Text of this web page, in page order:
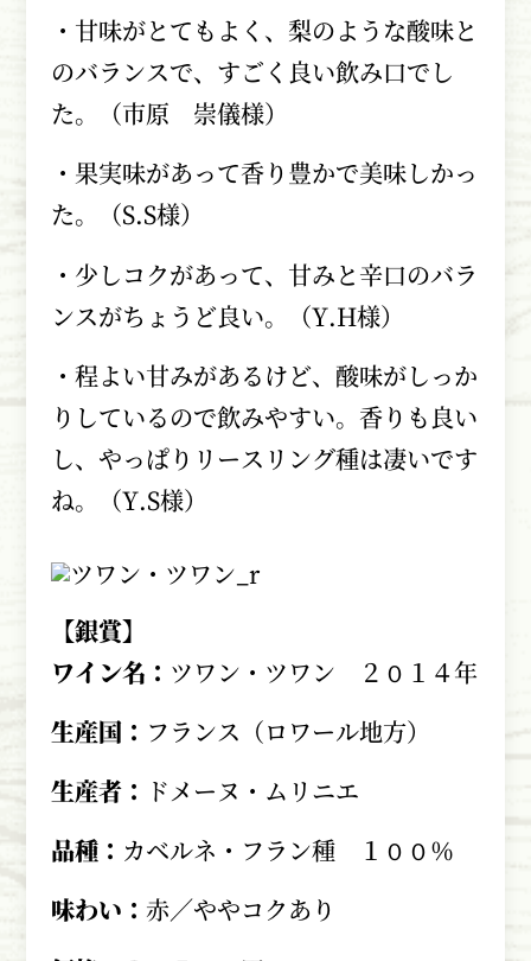
・甘味がとてもよく、梨のような酸味と
のバランスで、すごく良い飲み口でし
た。（市原 崇儀様）
・果実味があって香り豊かで美味しかっ
た。（S.S様）
・少しコクがあって、甘みと辛口のバラ
ンスがちょうど良い。（Y.H様）
・程よい甘みがあるけど、酸味がしっか
りしているので飲みやすい。香りも良い
し、やっぱりリースリング種は凄いです
ね。（Y.S様）
【銀賞】
ワイン名： ツワン・ツワン ２０１４年
生産国： フランス（ロワール地方）
生産者： ドメーヌ・ムリニエ
品種： カベルネ・フラン種 １００％
味わい： 赤／ややコクあり